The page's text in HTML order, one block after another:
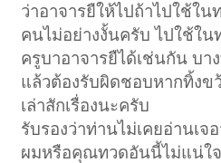
ว่าอาจารยืให้ไปถ้าไปใช้ใน
คนไม่อย่างงั้นครับ ไปใช้ใน
ครูบาอาจารยืได้เช่นกัน บา
แล้วต้องรับผิดชอบหากทิ้งข
เล่าสักเรื่องนะครับ
รับรองว่าท่านไม่เคยอ่านเ
ผมหรือคุณทวดอันนี้ไม่แน่ใ